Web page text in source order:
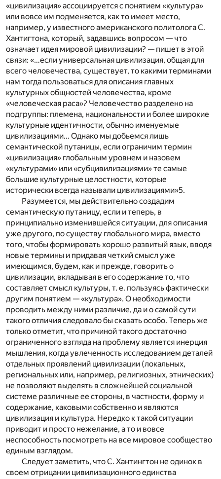
«цивилизация» ассоциируется с понятием «культура»
или вовсе им подменяется, как то имеет место,
например, у известного американского политолога С.
Хантигтона, который, задавшись вопросом — что
означает идея мировой цивилизации? — пишет в этой
связи: «…если универсальная цивилизация, общая для
всего человечества, существует, то какими терминами
нам тогда пользоваться для описания главных
культурных общностей человечества, кроме
«человеческая раса»? Человечество разделено на
подгруппы: племена, национальности и более широкие
культурные идентичности, обычно именуемые
цивилизациями… Однако мы добьемся лишь
семантической путаницы, если ограничим термин
«цивилизация» глобальным уровнем и назовем
«культурами» или «субцивилизациями» те самые
большие культурные целостности, которые
исторически всегда называли цивилизациями»5.
Разумеется, мы действительно создадим
семантическую путаницу, если и теперь, в
принципиально изменившейся ситуации, для описания
уже другого, по существу глобального мира, вместо
того, чтобы формировать хорошо развитый язык, вводя
новые термины и придавая четкий смысл уже
имеющимся, будем, как и прежде, говорить о
цивилизации, вкладывая в его содержание то, что
составляет смысл культуры, т. е. пользуясь фактически
другим понятием — «культура». О необходимости
проводить между ними различие, да и о самой сути
такого отличия следовало бы сказать особо. Теперь же
только отметит, что причиной такого достаточно
ограниченного взгляда на проблему является инерция
мышления, когда увлеченность исследованием деталей
отдельных проявлений цивилизации (локальных,
региональных или, например, религиозных, этнических)
не позволяют выделять в сложнейшей социальной
системе различные ее стороны, в частности, форму и
содержание, каковыми собственно и являются
цивилизация и культура. Нередко к такой ситуации
приводит и просто нежелание, а то и вовсе
неспособность посмотреть на все мировое сообщество
единым взглядом.
Следует заметить, что С. Хантингтон не одинок в
своем отрицании цивилизационного единства